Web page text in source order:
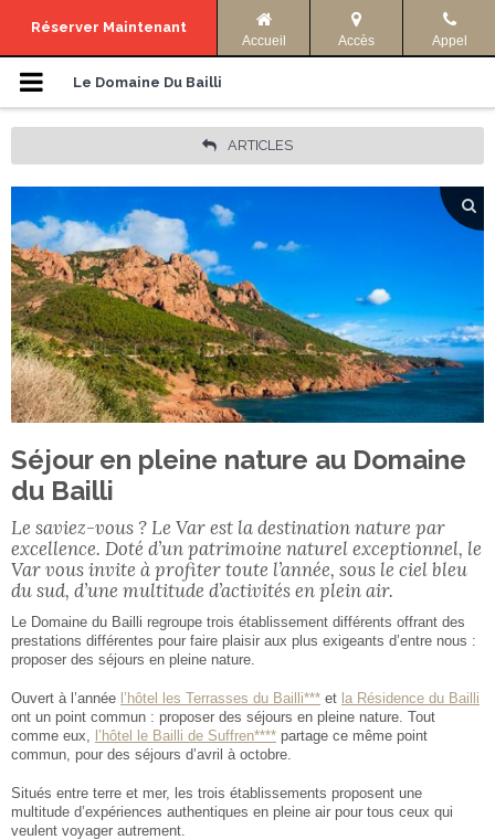
Menu de navigation
Hébergements
Accès & Infos
Activités
Langue
ENGLISH FRANÇAIS
DEUTSCH
Réserver Maintenant
Accueil Accès Appel
Le Domaine Du Bailli
ARTICLES
Séjour en pleine nature au Domaine
du Bailli
Le saviez-vous ? Le Var est la destination nature par
excellence. Doté d’un patrimoine naturel exceptionnel, le
Var vous invite à profiter toute l’année, sous le ciel bleu
du sud, d’une multitude d’activités en plein air.
Le Domaine du Bailli regroupe trois établissement différents offrant des
prestations différentes pour faire plaisir aux plus exigeants d’entre nous :
proposer des séjours en pleine nature.
Ouvert à l’année l’hôtel les Terrasses du Bailli*** et la Résidence du Bailli
ont un point commun : proposer des séjours en pleine nature. Tout
comme eux,
l’hôtel le Bailli de Suffren**** partage ce même point
commun, pour des séjours d’avril à octobre.
Situés entre terre et mer, les trois établissements proposent une
multitude d’expériences authentiques en pleine air pour tous ceux qui
veulent voyager autrement.